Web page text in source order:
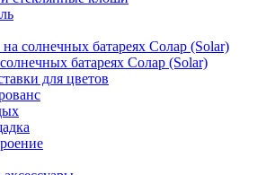
солнечных батареях Солар (Solar)
батареях Солар (Solar)
для цветов